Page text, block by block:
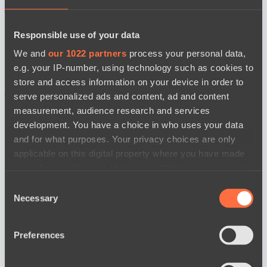
Responsible use of your data
We and our 1022 partners process your personal data,
e.g. your IP-number, using technology such as cookies to
store and access information on your device in order to
serve personalized ads and content, ad and content
measurement, audience research and services
development. You have a choice in who uses your data
and for what purposes. Your privacy choices are only
applicable on this digital property where you have made
the Privacy trigger icon.
Collect information about your geographical
Selection
Necessary
Preferences
Power RangersYellow Submarine
Cмотреть
Новости